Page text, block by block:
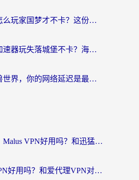
在意大利，怎么玩家国梦才不卡？这份终极加速指南请收好
美国用什么加速器玩失落城堡不卡？海外党亲测有效的国服游戏加速指南
在外国玩魔兽世界，你的网络延迟是最大的敌人
海外党必看：Malus VPN好用吗？和迅猛兔VPN对比哪个回国效果更好？附真实体验与避坑指南
Quickback VPN好用吗？和爱代理VPN对比哪个回国效果更好？